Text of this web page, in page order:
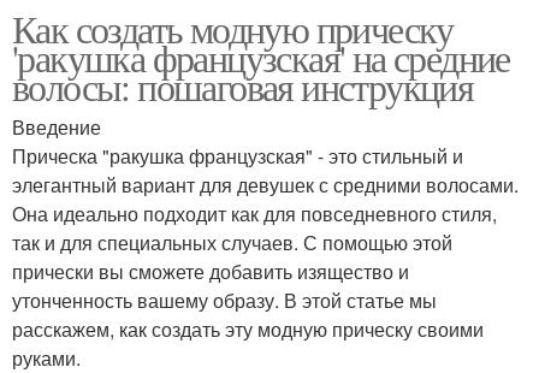
Как создать модную прическу
'ракушка французская' на средние
волосы: пошаговая инструкция
Введение
Прическа "ракушка французская" - это стильный и
элегантный вариант для девушек с средними волосами.
Она идеально подходит как для повседневного стиля,
так и для специальных случаев. С помощью этой
прически вы сможете добавить изящество и
утонченность вашему образу. В этой статье мы
расскажем, как создать эту модную прическу своими
руками.